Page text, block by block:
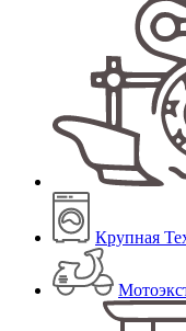
Крупная